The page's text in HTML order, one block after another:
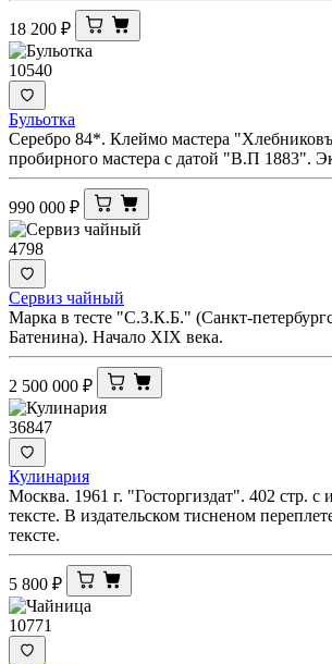
18 200 ₽
10540
Бульотка
Серебро 84*. Клеймо мастера
пробирного мастера с датой "В.П 1883".
990 000 ₽
4798
Сервиз чайный
Марка в тесте "С.З.К.Б." (Санкт-
Батенина). Начало XIX века.
2 500 000 ₽
36847
Кулинария
Москва. 1961 г. "Госторгиздат". 402 стр. с
тексте. В издательском тисненом
тексте.
5 800 ₽
10771